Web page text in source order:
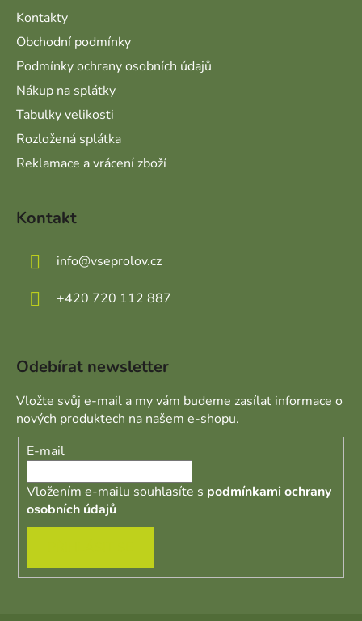
Kontakty
Obchodní podmínky
Podmínky ochrany osobních údajů
Nákup na splátky
Tabulky velikosti
Rozložená splátka
Reklamace a vrácení zboží
Kontakt
info@vseprolov.cz
+420 720 112 887
Odebírat newsletter
Vložte svůj e-mail a my vám budeme zasílat informace o
nových produktech na našem e-shopu.
E-mail
Vložením e-mailu souhlasíte s podmínkami ochrany
osobních údajů